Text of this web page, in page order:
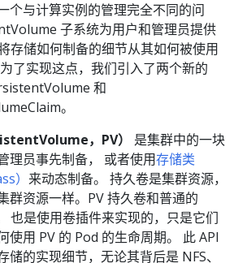
个与计算实例的管理完全不同的问
子系统为用户和管理员提供
存储如何制备的细节从其如何被使用
了实现这点，我们引入了两个新的
和
。
，PV）
是集群中的一块
理员事先制备， 或者使用存储类
） 来动态制备。 持久卷是集群资源，
群资源一样。PV 持久卷和普通的
也是使用卷插件来实现的，只是它们
使用 PV 的 Pod 的生命周期。 此 API
储的实现细节，无论其背后是 NFS、